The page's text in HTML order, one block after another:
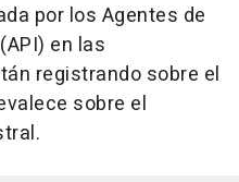
por los Agentes de
en las
registrando sobre el
sobre el